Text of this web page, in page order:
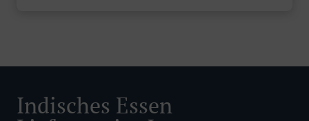
Indisches Essen